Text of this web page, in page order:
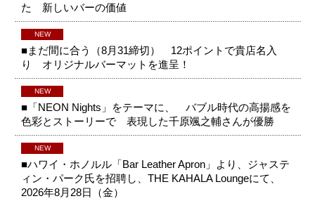
た 新しいバーの価値
NEW
■まだ間に合う（8月31締切） 12ポイントで貴店名入
り オリジナルバーマットを進呈！
NEW
■「NEON Nights」をテーマに、 バブル時代の高揚感を
色彩とストーリーで 表現した千原颯之輔さんが優勝
NEW
■ハワイ・ホノルル「Bar Leather Apron」より、ジャステ
ィン・パーク氏を招聘し、THE KAHALA Loungeにて、
2026年8月28日（金）